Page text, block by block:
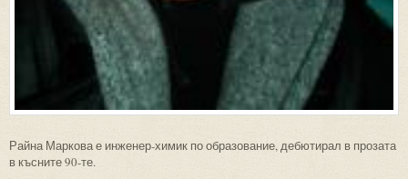
Райна Маркова е инженер-химик по образование, дебютирал в прозата
в късните 90-те.